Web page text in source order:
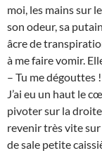
moi, les mains sur
son odeur, sa
âcre de
à me faire vomir.
– Tu me dégouttes
J’ai eu un haut le
pivoter sur la
revenir très vite sur
de sale petite